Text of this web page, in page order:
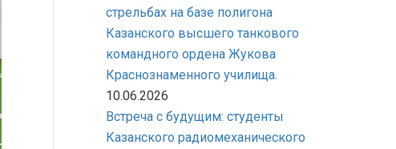
стрельбах на базе полигона
Казанского высшего танкового
командного ордена Жукова
Краснознаменного училища.
10.06.2026
Встреча с будущим: студенты
Казанского радиомеханического